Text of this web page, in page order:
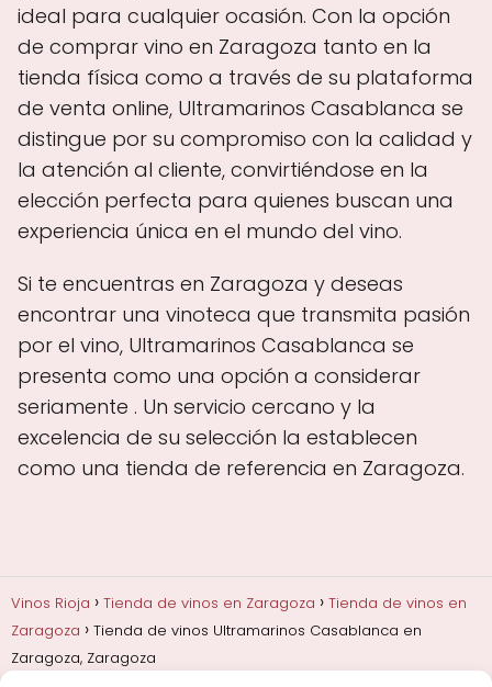
ideal para cualquier ocasión. Con la opción
de comprar vino en Zaragoza tanto en la
tienda física como a través de su plataforma
de venta online, Ultramarinos Casablanca se
distingue por su compromiso con la calidad y
la atención al cliente, convirtiéndose en la
elección perfecta para quienes buscan una
experiencia única en el mundo del vino.
Si te encuentras en Zaragoza y deseas
encontrar una vinoteca que transmita pasión
por el vino, Ultramarinos Casablanca se
presenta como una opción a considerar
seriamente . Un servicio cercano y la
excelencia de su selección la establecen
como una tienda de referencia en Zaragoza.
Vinos Rioja Tienda de vinos en Zaragoza
Tienda de vinos en
Zaragoza
Tienda de vinos Ultramarinos Casablanca en
Zaragoza, Zaragoza